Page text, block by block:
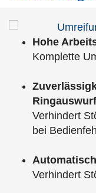
Hohe
Komplette
Ringauswurf
Verhindert
bei
Verhindert